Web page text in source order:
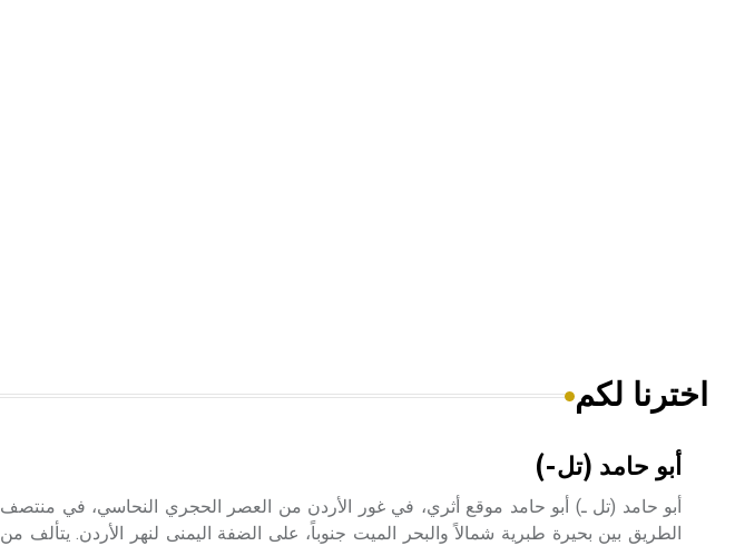
اخترنا لكم
أبو حامد (تل-)
أبو حامد (تل ـ) أبو حامد موقع أثري، في غور الأردن من العصر الحجري النحاسي، في منتصف
الطريق بين بحيرة طبرية شمالاً والبحر الميت جنوباً، على الضفة اليمنى لنهر الأردن. يتألف من